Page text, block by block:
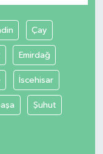
Çay
Emirdağ
İscehisar
Şuhut